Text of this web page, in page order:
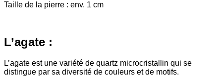
Taille de la pierre : env. 1 cm
L’agate :
L’agate est une variété de quartz microcristallin qui se
distingue par sa diversité de couleurs et de motifs.